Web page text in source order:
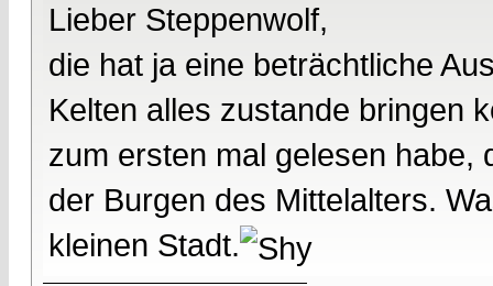
Lieber Steppenwolf,
die hat ja eine beträchtliche
Kelten alles zustande bringen
zum ersten mal gelesen habe,
der Burgen des Mittelalters.
kleinen Stadt.